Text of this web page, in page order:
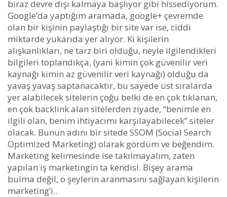
biraz devre dışı kalmaya başlıyor gibi hissediyorum.
Google’da yaptığım aramada, google+ çevremde
olan bir kişinin paylaştığı bir site var ise, ciddi
miktarde yukarıda yer alıyor. Ki kişilerin
alışkanlıkları, ne tarz biri olduğu, neyle ilgilendikleri
bilgileri toplandıkça, (yani kimin çok güvenilir veri
kaynağı kimin az güvenilir veri kaynağı) olduğu da
yavaş yavaş saptanacaktır, bu sayede üst sıralarda
yer alabilecek sitelerin çoğu belki de en çok tıklanan,
en çok backlink alan sitelerden ziyade, “benimle en
ilgili olan, benim ihtiyacımı karşılayabilecek” siteler
olacak. Bunun adını bir sitede SSOM (Social Search
Optimized Marketing) olarak gördüm ve beğendim.
Marketing kelimesinde ise takılmayalım, zaten
yapılan iş marketingin ta kendisi. Bişey arama
bulma değil, o şeylerin aranmasını sağlayan kişilerin
marketing’i..